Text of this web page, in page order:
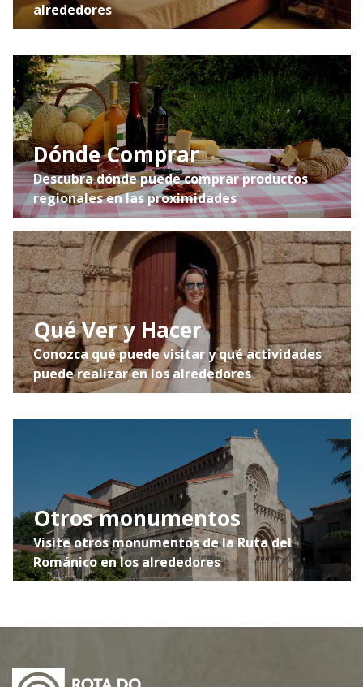
alrededores
Dónde Comprar
Descubra dónde puede comprar productos
regionales en las proximidades
Qué Ver y Hacer
Conozca qué puede visitar y qué actividades
puede realizar en los alrededores
Otros monumentos
Visite otros monumentos de la Ruta del
Románico en los alrededores